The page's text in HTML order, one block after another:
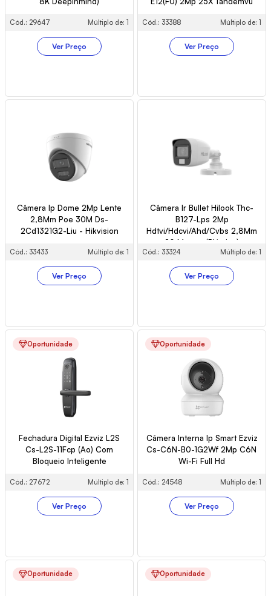
Cód.: 29647 Múltiplo de: 1
Ver Preço
Cód.: 33388 Múltiplo de: 1
Ver Preço
Câmera Ip Dome 2Mp Lente
2,8Mm Poe 30M Ds-
2Cd1321G2-Liu - Hikvision
Cód.: 33433 Múltiplo de: 1
Ver Preço
Câmera Ir Bullet Hilook Thc-
B127-Lps 2Mp
Hdtvi/Hdcvi/Ahd/Cvbs 2,8Mm
20 Metros (Plástico)
Cód.: 33324 Múltiplo de: 1
Ver Preço
Oportunidade
Fechadura Digital Ezviz L2S
Cs-L2S-11Fcp (Ao) Com
Bloqueio Inteligente
Cód.: 27672 Múltiplo de: 1
Ver Preço
Oportunidade
Câmera Interna Ip Smart Ezviz
Cs-C6N-B0-1G2Wf 2Mp C6N
Wi-Fi Full Hd
Cód.: 24548 Múltiplo de: 1
Ver Preço
Oportunidade Oportunidade